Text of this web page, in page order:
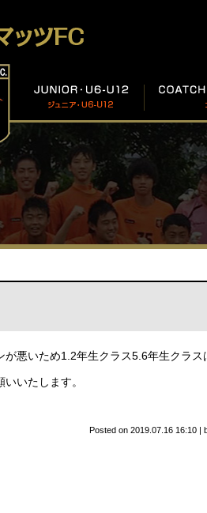
悪いため1.2年生クラス5.6年生クラス
いたします。
Posted on 2019.07.16 16:10 |